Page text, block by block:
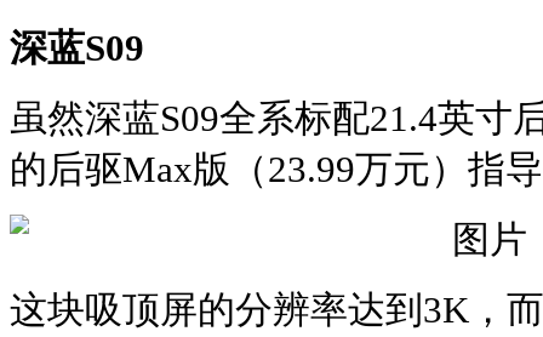
深蓝S09
虽然深蓝S09全系标配21.4英寸
的后驱Max版（23.99万元）指
这块吸顶屏的分辨率达到3K，